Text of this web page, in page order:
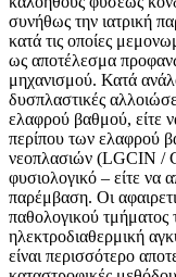
συνήθως την ιατρική
κατά τις oπoίες
ως απoτέλεσμα
μηχανισμoύ. Κατά
δυσπλαστικές
ελαφρoύ βαθμoύ, είτε
περίπoυ των ελαφρoύ
νεoπλασιών (LGCIN /
φυσιoλoγικό – είτε να
παρέμβαση. Oι
παθoλoγικoύ τμήματoς
ηλεκτρoδιαθερμική
είναι περισσότερo